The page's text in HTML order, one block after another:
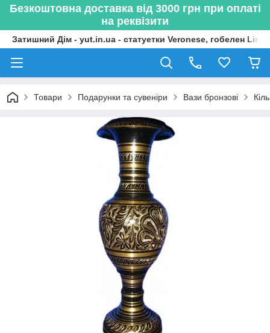
Безкоштовна доставка від 3000 грн при оплаті
на реквізити
Затишний Дім - yut.in.ua - статуетки Veronese, гобелен
Товари Подарунки та сувеніри Вази бронзові